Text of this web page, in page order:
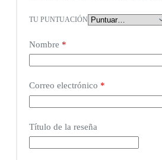
TU PUNTUACIÓN
Nombre *
Correo electrónico *
Título de la reseña